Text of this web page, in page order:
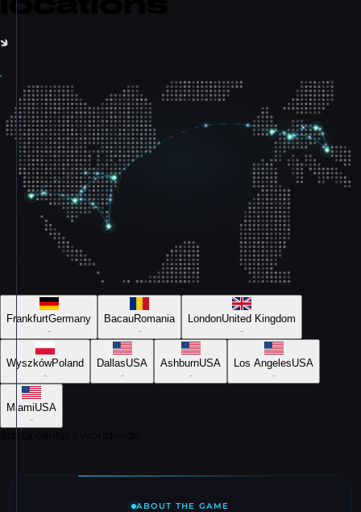
FrankfurtGermany
-
BacauRomania
-
LondonUnited Kingdom
-
WyszkówPoland
-
DallasUSA
-
AshburnUSA
-
Los AngelesUSA
-
MiamiUSA
-
ABOUT THE GAME